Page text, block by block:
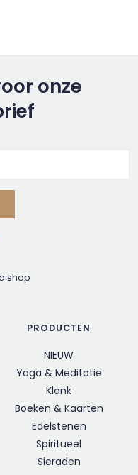
onze
PRODUCTEN
NIEUW
Yoga & Meditatie
Klank
Boeken & Kaarten
Edelstenen
Spiritueel
Sieraden